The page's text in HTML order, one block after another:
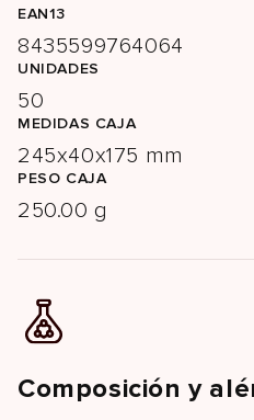
EAN13
8435599764064
UNIDADES
50
MEDIDAS CAJA
245x40x175 mm
PESO CAJA
250.00 g
Composición y